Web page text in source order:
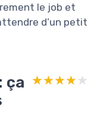
le job et
d’un petit
ça ★★★★★
★★★★★